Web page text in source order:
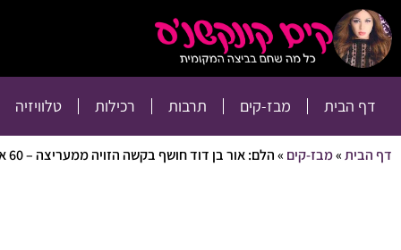
דף הבית מבז-קים תרבות רכילות טלוויזיה
דף הבית»מבז-קים »הלם: אור בן דוד חושף בקשה הזויה ממעריצה – 60 אלף לטיפולי שיניים